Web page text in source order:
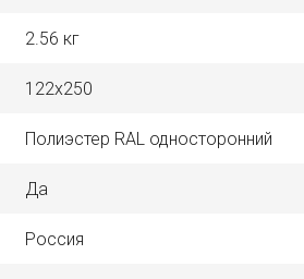
2.56 кг
122х250
Полиэстер RAL односторонний
Да
Россия